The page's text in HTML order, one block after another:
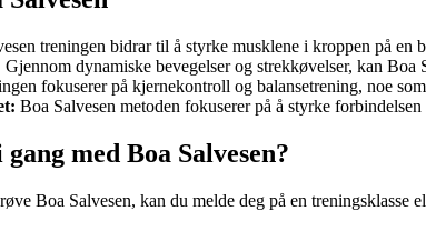
treningen bidrar til å styrke musklene i kroppen på en
Gjennom dynamiske bevegelser og strekkøvelser, kan
fokuserer på kjernekontroll og balansetrening, noe
Boa Salvesen metoden fokuserer på å styrke
med Boa Salvesen?
Boa Salvesen, kan du melde deg på en